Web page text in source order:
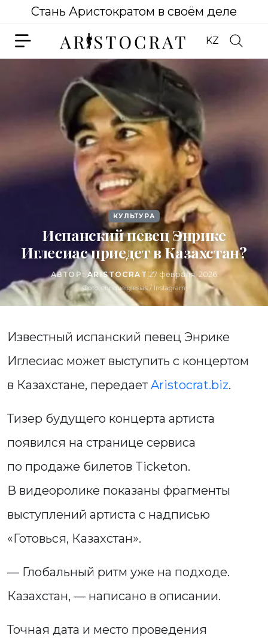
Стань Аристократом в своём деле
KZ
КУЛЬТУРА
Испанский певец Энрике
Иглесиас приедет в Казахстан?
АВТОР: ARISTOCRAT |27 февраля, 2026
Фото: enriqueiglesias / Instagram
Известный испанский певец Энрике
Иглесиас может выступить с концертом
в Казахстане, передаетAristocrat.biz.
Тизер будущего концерта артиста
появился на странице сервиса
по продаже билетов Ticketon.
В видеоролике показаны фрагменты
выступлений артиста с надписью
«Готовься, Казахстан».
— Глобальный ритм уже на подходе.
Казахстан, — написано в описании.
Точная дата и место проведения